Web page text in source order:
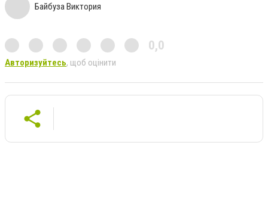
Байбуза Виктория
0,0
Авторизуйтесь, щоб оцінити